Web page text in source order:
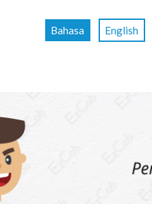
Bahasa English